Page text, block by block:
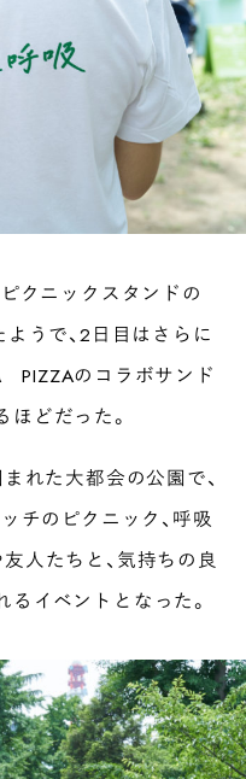
クニックスタンドの
うで、2日目はさらに
PIZZAのコラボサンド
どだった。
まれた大都会の公園で、
チのピクニック、呼吸
人たちと、気持ちの良
イベントとなった。